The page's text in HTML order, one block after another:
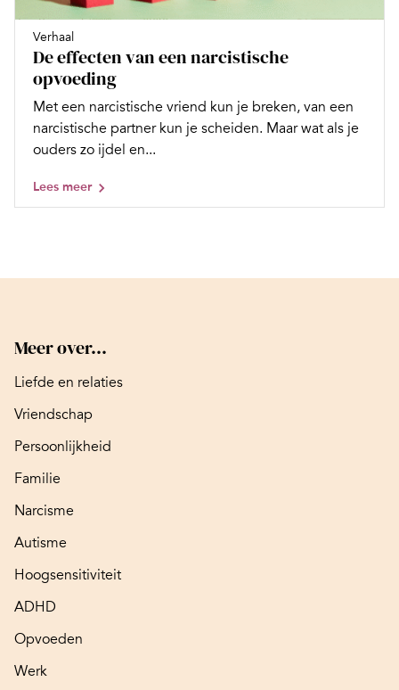
Verhaal
De effecten van een narcistische
opvoeding
Met een narcistische vriend kun je breken, van een
narcistische partner kun je scheiden. Maar wat als je
ouders zo ijdel en...
Lees meer
Meer over...
Liefde en relaties
Vriendschap
Persoonlijkheid
Familie
Narcisme
Autisme
Hoogsensitiviteit
ADHD
Opvoeden
Werk